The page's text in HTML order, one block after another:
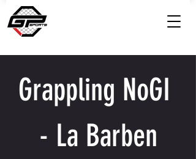
Grappling NoGI
- La Barben